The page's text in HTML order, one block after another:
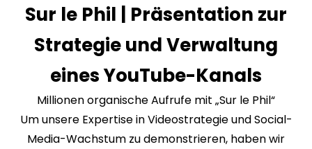
Sur le Phil | Präsentation zur
Strategie und Verwaltung
eines YouTube-Kanals
Millionen organische Aufrufe mit „Sur le Phil“
Um unsere Expertise in Videostrategie und Social-
Media-Wachstum zu demonstrieren, haben wir